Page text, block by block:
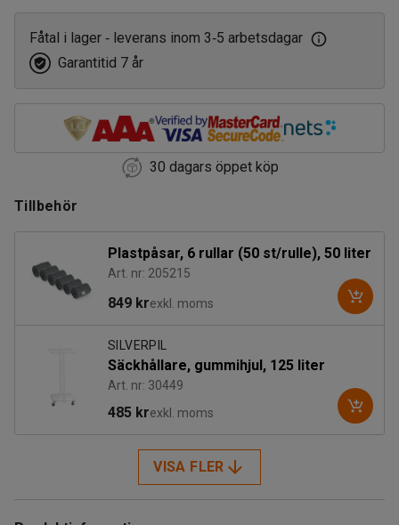
Fåtal i lager ‑ leverans inom 3‑5 arbetsdagar
Garantitid 7 år
30 dagars öppet köp
Tillbehör
Plastpåsar, 6 rullar (50 st/rulle), 50 liter
Art. nr: 205215
849 krexkl. moms
SILVERPIL
Säckhållare, gummihjul, 125 liter
Art. nr: 30449
485 krexkl. moms
VISA FLER